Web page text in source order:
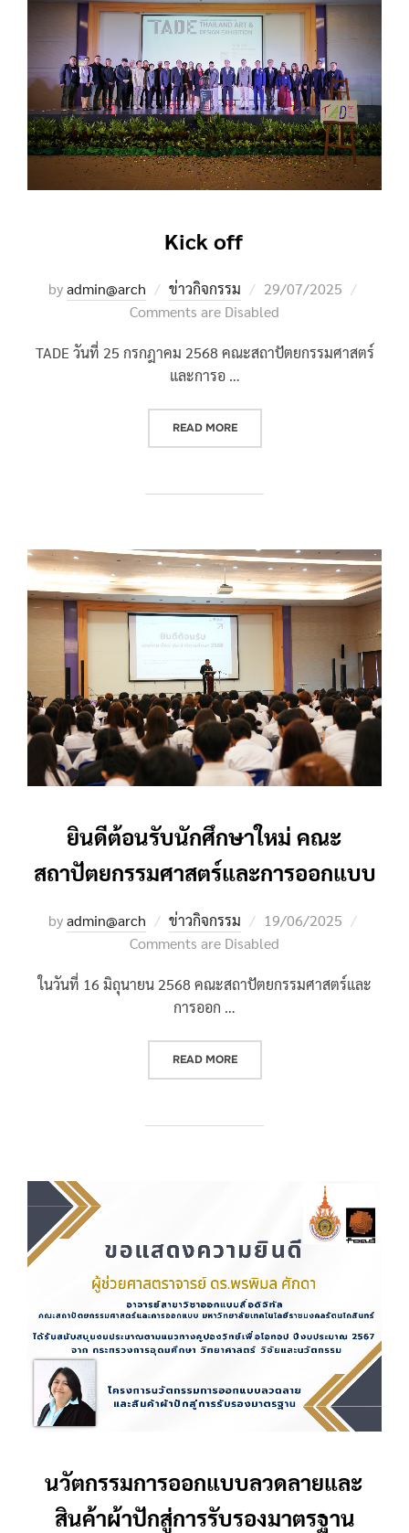
Kick off
byadmin@arch ข่าวกิจกรรม
Posted
on
29/07/2025
Comments are Disabled
TADE วันที่ 25 กรกฎาคม 2568 คณะสถาปัตยกรรมศาสตร์
และการอ …
READ MORE“KICK OFF”
ยินดีต้อนรับนักศึกษาใหม่ คณะ
สถาปัตยกรรมศาสตร์และการออกแบบ
byadmin@arch ข่าวกิจกรรม
Posted
on
19/06/2025
Comments are Disabled
ในวันที่ 16 มิถุนายน 2568 คณะสถาปัตยกรรมศาสตร์และ
การออก …
READ MORE“ยินดีต้อนรับนักศึกษาใหม่ คณะสถา
นวัตกรรมการออกแบบลวดลายและ
สินค้าผ้าปักสู่การรับรองมาตรฐาน